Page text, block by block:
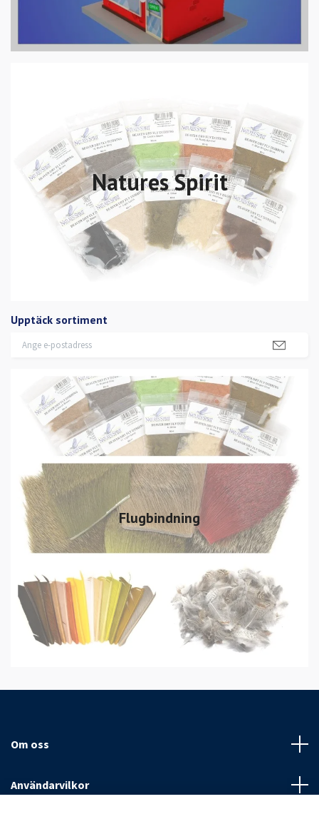
Natures Spirit
Upptäck sortiment
Flugbindning
Om oss
Användarvilkor